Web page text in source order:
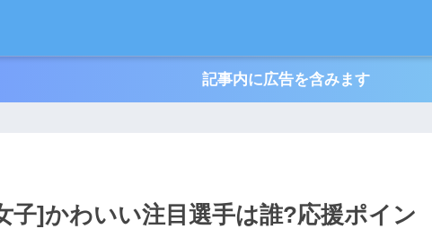
記事内に広告を含みます
子]かわいい注目選手は誰?応援ポイン